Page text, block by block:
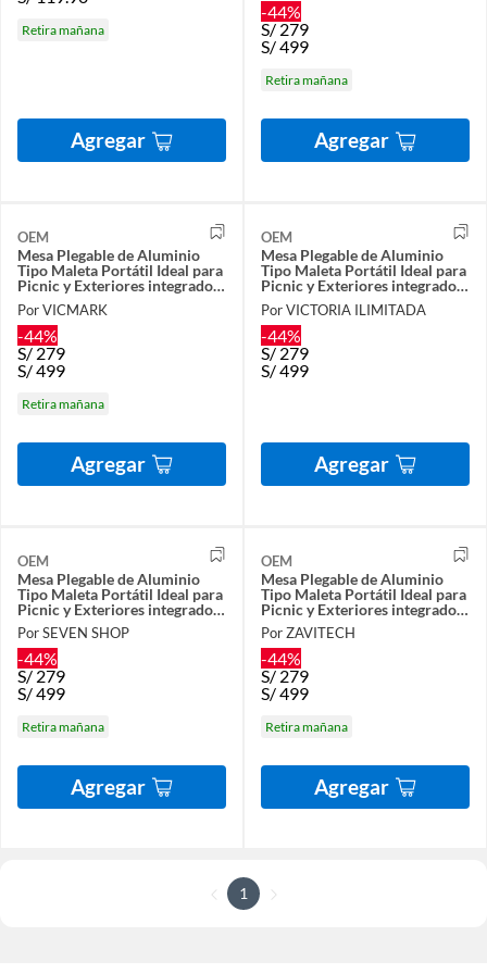
Retira mañana
Agregar
-44%
S/ 279
S/499
Retira mañana
Agregar
OEM
Mesa Plegable de Aluminio
Tipo Maleta Portátil Ideal para
Picnic y Exteriores integrado
con 4 Bancos
Por VICMARK
-44%
S/279
S/499
Retira mañana
Agregar
OEM
Mesa Plegable de Aluminio
Tipo Maleta Portátil Ideal para
Picnic y Exteriores integrado
con 4 Bancos
Por VICTORIA ILIMITADA
-44%
S/279
S/499
Agregar
OEM
Mesa Plegable de Aluminio
Tipo Maleta Portátil Ideal para
Picnic y Exteriores integrado
con 4 Bancos
Por SEVEN SHOP
-44%
S/279
S/499
Retira mañana
Agregar
OEM
Mesa Plegable de Aluminio
Tipo Maleta Portátil Ideal para
Picnic y Exteriores integrado
con 4 Bancos
Por ZAVITECH
-44%
S/279
S/499
Retira mañana
Agregar
1